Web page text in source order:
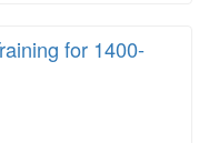
for 1400-